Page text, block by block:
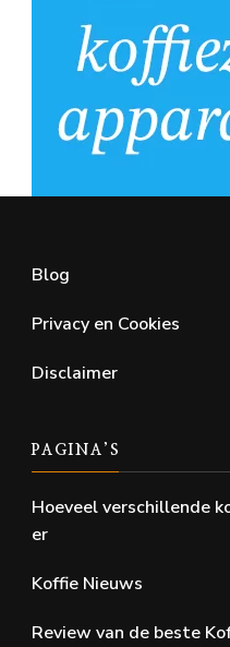
Blog
Privacy en Cookies
Disclaimer
PAGINA’S
Hoeveel verschillende
er
Koffie Nieuws
Review van de beste